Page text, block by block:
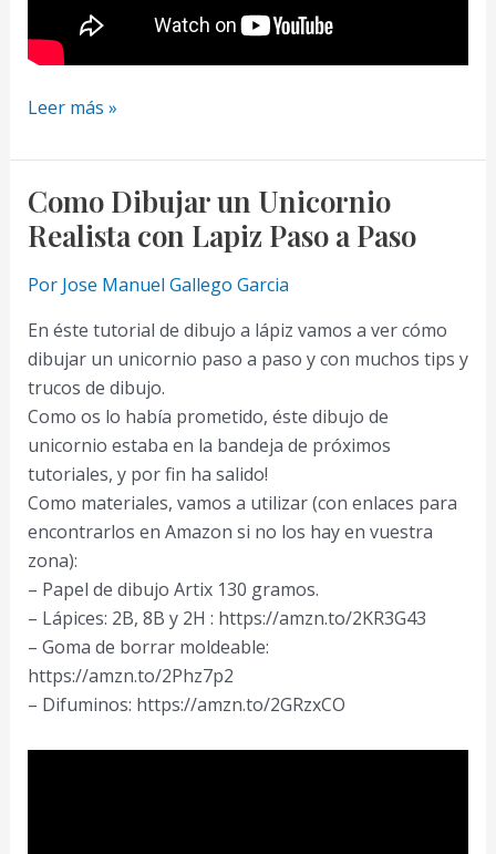
Como
un
Lobo
a
Lapiz
paso
Paso
Leer más »
Como Dibujar un Unicornio
Realista con Lapiz Paso a Paso
Por Jose Manuel Gallego Garcia
En éste tutorial de dibujo a lápiz vamos a ver cómo
dibujar un unicornio paso a paso y con muchos tips y
trucos de dibujo.
Como os lo había prometido, éste dibujo de
unicornio estaba en la bandeja de próximos
tutoriales, y por fin ha salido!
Como materiales, vamos a utilizar (con enlaces para
encontrarlos en Amazon si no los hay en vuestra
zona):
– Papel de dibujo Artix 130 gramos.
– Lápices: 2B, 8B y 2H : https://amzn.to/2KR3G43
– Goma de borrar moldeable:
https://amzn.to/2Phz7p2
– Difuminos: https://amzn.to/2GRzxCO